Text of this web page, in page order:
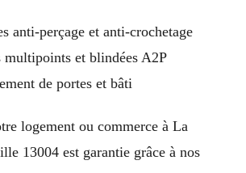
anti-perçage et anti-crochetage
multipoints et blindées A2P
de portes et bâti
logement ou commerce à La
13004 est garantie grâce à nos